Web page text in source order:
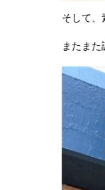
そして、
またま